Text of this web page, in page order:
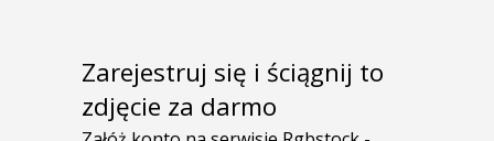
Zarejestruj się i ściągnij to
zdjęcie za darmo